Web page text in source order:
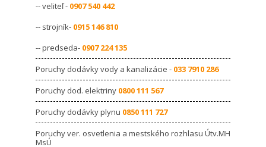
-- veliteľ - 0907 540 442
-- strojník- 0915 146 810
-- predseda- 0907 224 135
Poruchy dodávky vody a kanalizácie - 033 7910 286
Poruchy dod. elektriny 0800 111 567
Poruchy dodávky plynu 0850 111 727
Poruchy ver. osvetlenia a mestského rozhlasu Útv.MH
MsÚ